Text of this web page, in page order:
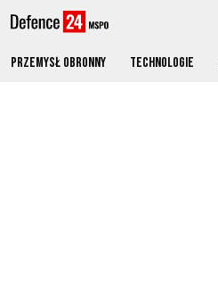
Przemysł obronny Technologie